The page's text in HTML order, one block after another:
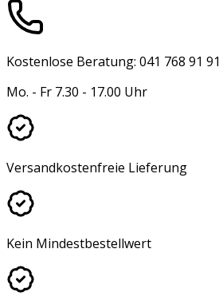
Kostenlose Beratung: 041 768 91 91
Mo. - Fr 7.30 - 17.00 Uhr
Versandkostenfreie Lieferung
Kein Mindestbestellwert